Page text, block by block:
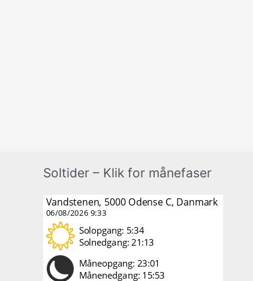
Soltider – Klik for månefaser